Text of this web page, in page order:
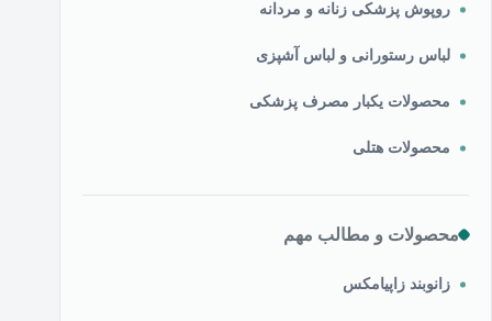
روپوش پزشکی زنانه و مردانه
لباس رستورانی و لباس آشپزی
محصولات یکبار مصرف پزشکی
محصولات هتلی
محصولات و مطالب مهم
زانوبند زاپیامکس